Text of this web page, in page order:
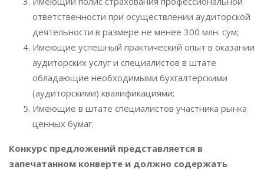
ответственности при осуществлении аудиторской
деятельности в размере не менее 300 млн. сум;
Имеющие успешный практический опыт в оказании
аудиторских услуг и специалистов в штате
обладающие необходимыми бухгалтерскими
(аудиторскими) квалификациями;
Имеющие в штате специалистов участника рынка
ценных бумаг.
Конкурс предложений представляется в
запечатанном конверте и должно содержать